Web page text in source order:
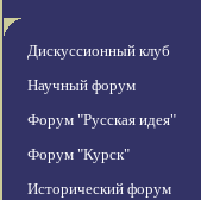
Дискуссионный клуб
Научный форум
Форум "Русская идея"
Форум "Курск"
Исторический форум